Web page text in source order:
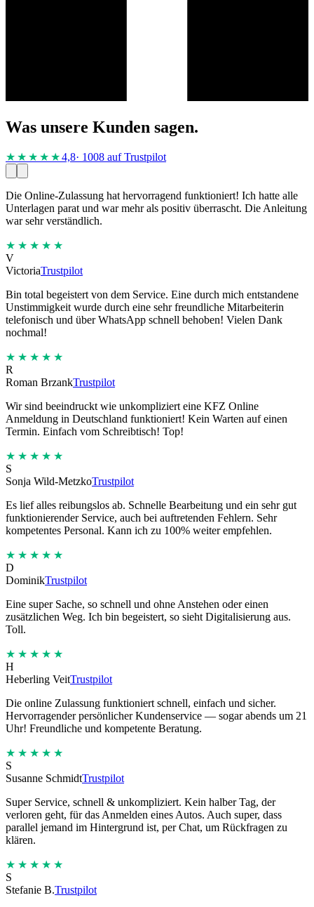
Was unsere Kunden sagen.
★★★★ ★4,8· 1008 auf Trustpilot
Die Online-Zulassung hat hervorragend funktioniert! Ich hatte alle
Unterlagen parat und war mehr als positiv überrascht. Die Anleitung
war sehr verständlich.
★★★★★
V
VictoriaTrustpilot
Bin total begeistert von dem Service. Eine durch mich entstandene
Unstimmigkeit wurde durch eine sehr freundliche Mitarbeiterin
telefonisch und über WhatsApp schnell behoben! Vielen Dank
nochmal!
★★★★★
R
Roman BrzankTrustpilot
Wir sind beeindruckt wie unkompliziert eine KFZ Online
Anmeldung in Deutschland funktioniert! Kein Warten auf einen
Termin. Einfach vom Schreibtisch! Top!
★★★★★
S
Sonja Wild-MetzkoTrustpilot
Es lief alles reibungslos ab. Schnelle Bearbeitung und ein sehr gut
funktionierender Service, auch bei auftretenden Fehlern. Sehr
kompetentes Personal. Kann ich zu 100% weiter empfehlen.
★★★★★
D
DominikTrustpilot
Eine super Sache, so schnell und ohne Anstehen oder einen
zusätzlichen Weg. Ich bin begeistert, so sieht Digitalisierung aus.
Toll.
★★★★★
H
Heberling VeitTrustpilot
Die online Zulassung funktioniert schnell, einfach und sicher.
Hervorragender persönlicher Kundenservice — sogar abends um 21
Uhr! Freundliche und kompetente Beratung.
★★★★★
S
Susanne SchmidtTrustpilot
Super Service, schnell & unkompliziert. Kein halber Tag, der
verloren geht, für das Anmelden eines Autos. Auch super, dass
parallel jemand im Hintergrund ist, per Chat, um Rückfragen zu
klären.
★★★★★
S
Stefanie B.Trustpilot